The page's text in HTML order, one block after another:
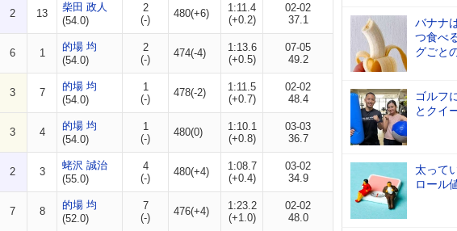
2 13
柴田 政人
(54.0)
2
(-)
480(+6)
1:11.4
(+0.2)
02-02
37.1
6 1
的場 均
(54.0)
2
(-)
474(-4)
1:13.6
(+0.5)
07-05
49.2
3 7
的場 均
(54.0)
1
(-)
478(-2)
1:11.5
(+0.7)
02-02
48.4
3 4
的場 均
(54.0)
1
(-)
480(0)
1:10.1
(+0.8)
03-03
36.7
2 3
蛯沢 誠治
(55.0)
4
(-)
480(+4)
1:08.7
(+0.4)
03-02
34.9
7 8
的場 均
(52.0)
7
(-)
476(+4)
1:23.2
(+1.0)
02-02
48.0
バナナ
つ食べ
グごと
ゴルフ
とクイ
太って
ロール